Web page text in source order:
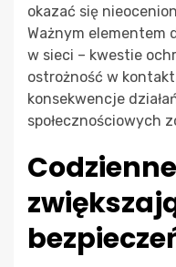
okazać się
Ważnym elementem
w sieci – kwestie
ostrożność w
konsekwencje
społecznościowych